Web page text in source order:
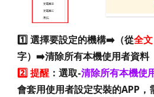
1️⃣ 選擇要設定的機構➡️（從全文
字）➡️清除所有本機使用者資料
2️⃣ 提醒 ：選取-清除所有本機使
會套用使用者設定安裝的APP